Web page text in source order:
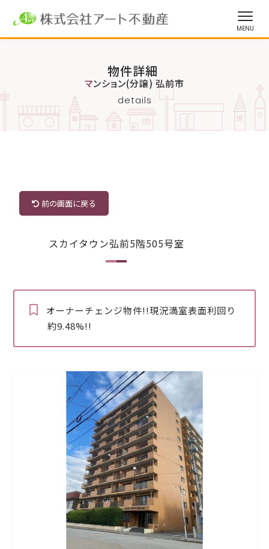
物件詳細
マンション(分譲) 弘前市
details
前の画面に戻る
スカイタウン弘前5階505号室
オーナーチェンジ物件!!現況満室表面利回り
約9.48%!!